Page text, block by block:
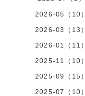
2026-05（10）
2026-03（13）
2026-01（11）
2025-11（10）
2025-09（15）
2025-07（10）